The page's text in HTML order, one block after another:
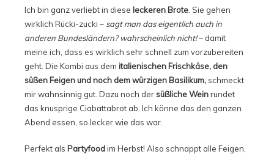
Ich bin ganz verliebt in diese leckeren Brote . Sie gehen
wirklich Rücki-zucki – sagt man das eigentlich auch in
anderen Bundesländern? wahrscheinlich nicht!– damit
meine ich, dass es wirklich sehr schnell zum vorzubereiten
geht. Die Kombi aus dem italienischen Frischkäse, den
süßen Feigen und noch dem würzigen Basilikum, schmeckt
mir wahnsinnig gut. Dazu noch dersüßliche Weinrundet
das knusprige Ciabattabrot ab. Ich könne das den ganzen
Abend essen, so lecker wie das war.
Perfekt als Partyfoodim Herbst! Also schnappt alle Feigen,